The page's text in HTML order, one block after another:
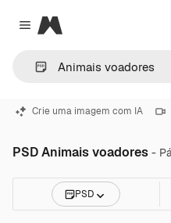
Close menu
Magnific
Crie uma imagem com IA
PSD Animais voadores -
PSD